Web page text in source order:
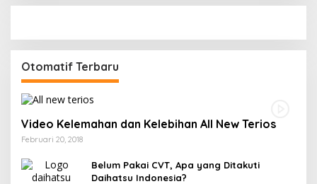
Otomatif Terbaru
Video Kelemahan dan Kelebihan All New Terios
Februari 20, 2018
Belum Pakai CVT, Apa yang Ditakuti
Daihatsu Indonesia?